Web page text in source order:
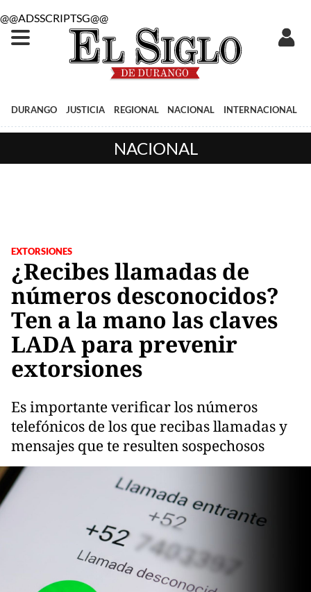
@@ADSSCRIPTSG@@
DURANGO JUSTICIA REGIONAL NACIONAL INTERNACIONAL
NACIONAL
EXTORSIONES
¿Recibes llamadas de
números desconocidos?
Ten a la mano las claves
LADA para prevenir
extorsiones
Es importante verificar los números
telefónicos de los que recibas llamadas y
mensajes que te resulten sospechosos